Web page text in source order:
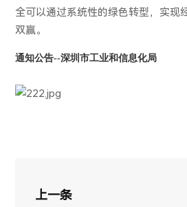
全可以通过系统性的绿色转型，实现
双赢。
通知公告--深圳市工业和信息化局
上一条